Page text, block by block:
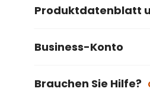
Produktdatenblatt
Business-Konto
Brauchen Sie Hilfe?